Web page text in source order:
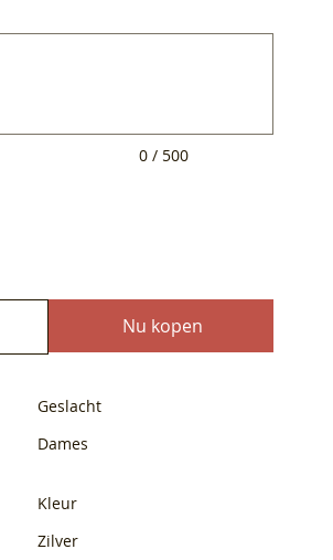
0 / 500
Nu kopen
Geslacht
Dames
Kleur
Zilver